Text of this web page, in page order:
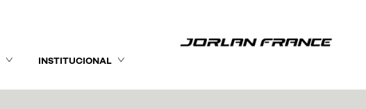
INSTITUCIONAL